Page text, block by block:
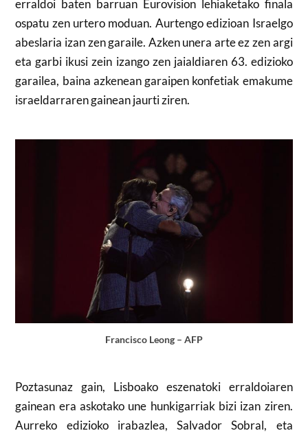
erraldoi baten barruan Eurovision lehiaketako finala
ospatu zen urtero moduan. Aurtengo edizioan Israelgo
abeslaria izan zen garaile. Azken unera arte ez zen argi
eta garbi ikusi zein izango zen jaialdiaren 63. edizioko
garailea, baina azkenean garaipen konfetiak emakume
israeldarraren gainean jaurti ziren.
Francisco Leong – AFP
Poztasunaz gain, Lisboako eszenatoki erraldoiaren
gainean era askotako une hunkigarriak bizi izan ziren.
Aurreko edizioko irabazlea, Salvador Sobral, eta